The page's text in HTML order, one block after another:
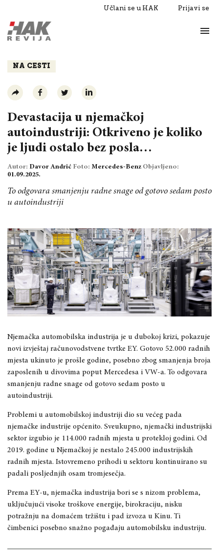
Učlani se u HAK Prijavi se
Razgovori
NA CESTI
Devastacija u njemačkoj
autoindustriji: Otkriveno je koliko
je ljudi ostalo bez posla…
Autor: Davor Andrić Foto: Mercedes-Benz Objavljeno:
01.09.2025.
To odgovara smanjenju radne snage od gotovo sedam posto
u autoindustriji
Njemačka automobilska industrija je u dubokoj krizi, pokazuje
novi izvještaj računovodstvene tvrtke EY. Gotovo 52.000 radnih
mjesta ukinuto je prošle godine, posebno zbog smanjenja broja
zaposlenih u divovima poput Mercedesa i VW-a. To odgovara
smanjenju radne snage od gotovo sedam posto u
autoindustriji.
Problemi u automobilskoj industriji dio su većeg pada
njemačke industrije općenito. Sveukupno, njemački industrijski
sektor izgubio je 114.000 radnih mjesta u protekloj godini. Od
2019. godine u Njemačkoj je nestalo 245.000 industrijskih
radnih mjesta. Istovremeno prihodi u sektoru kontinuirano su
padali posljednjih osam tromjesečja.
Prema EY-u, njemačka industrija bori se s nizom problema,
uključujući visoke troškove energije, birokraciju, nisku
potražnju na domaćem tržištu i pad izvoza u Kinu. Ti
čimbenici posebno snažno pogađaju automobilsku industriju.